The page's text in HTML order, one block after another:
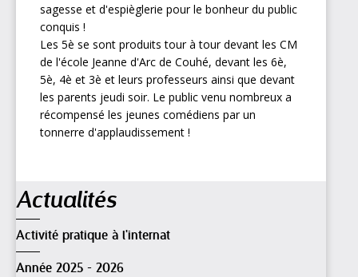
sagesse et d'espièglerie pour le bonheur du public
conquis !
Les 5è se sont produits tour à tour devant les CM
de l'école Jeanne d'Arc de Couhé, devant les 6è,
5è, 4è et 3è et leurs professeurs ainsi que devant
les parents jeudi soir. Le public venu nombreux a
récompensé les jeunes comédiens par un
tonnerre d'applaudissement !
Actualités
Activité pratique à l'internat
Année 2025 - 2026